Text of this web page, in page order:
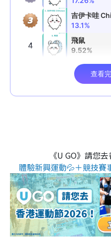
《U GO》請您
體驗新興運動💦＋競技賽